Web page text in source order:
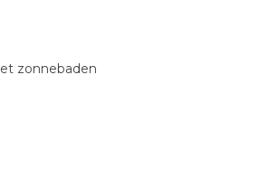
zonnebaden